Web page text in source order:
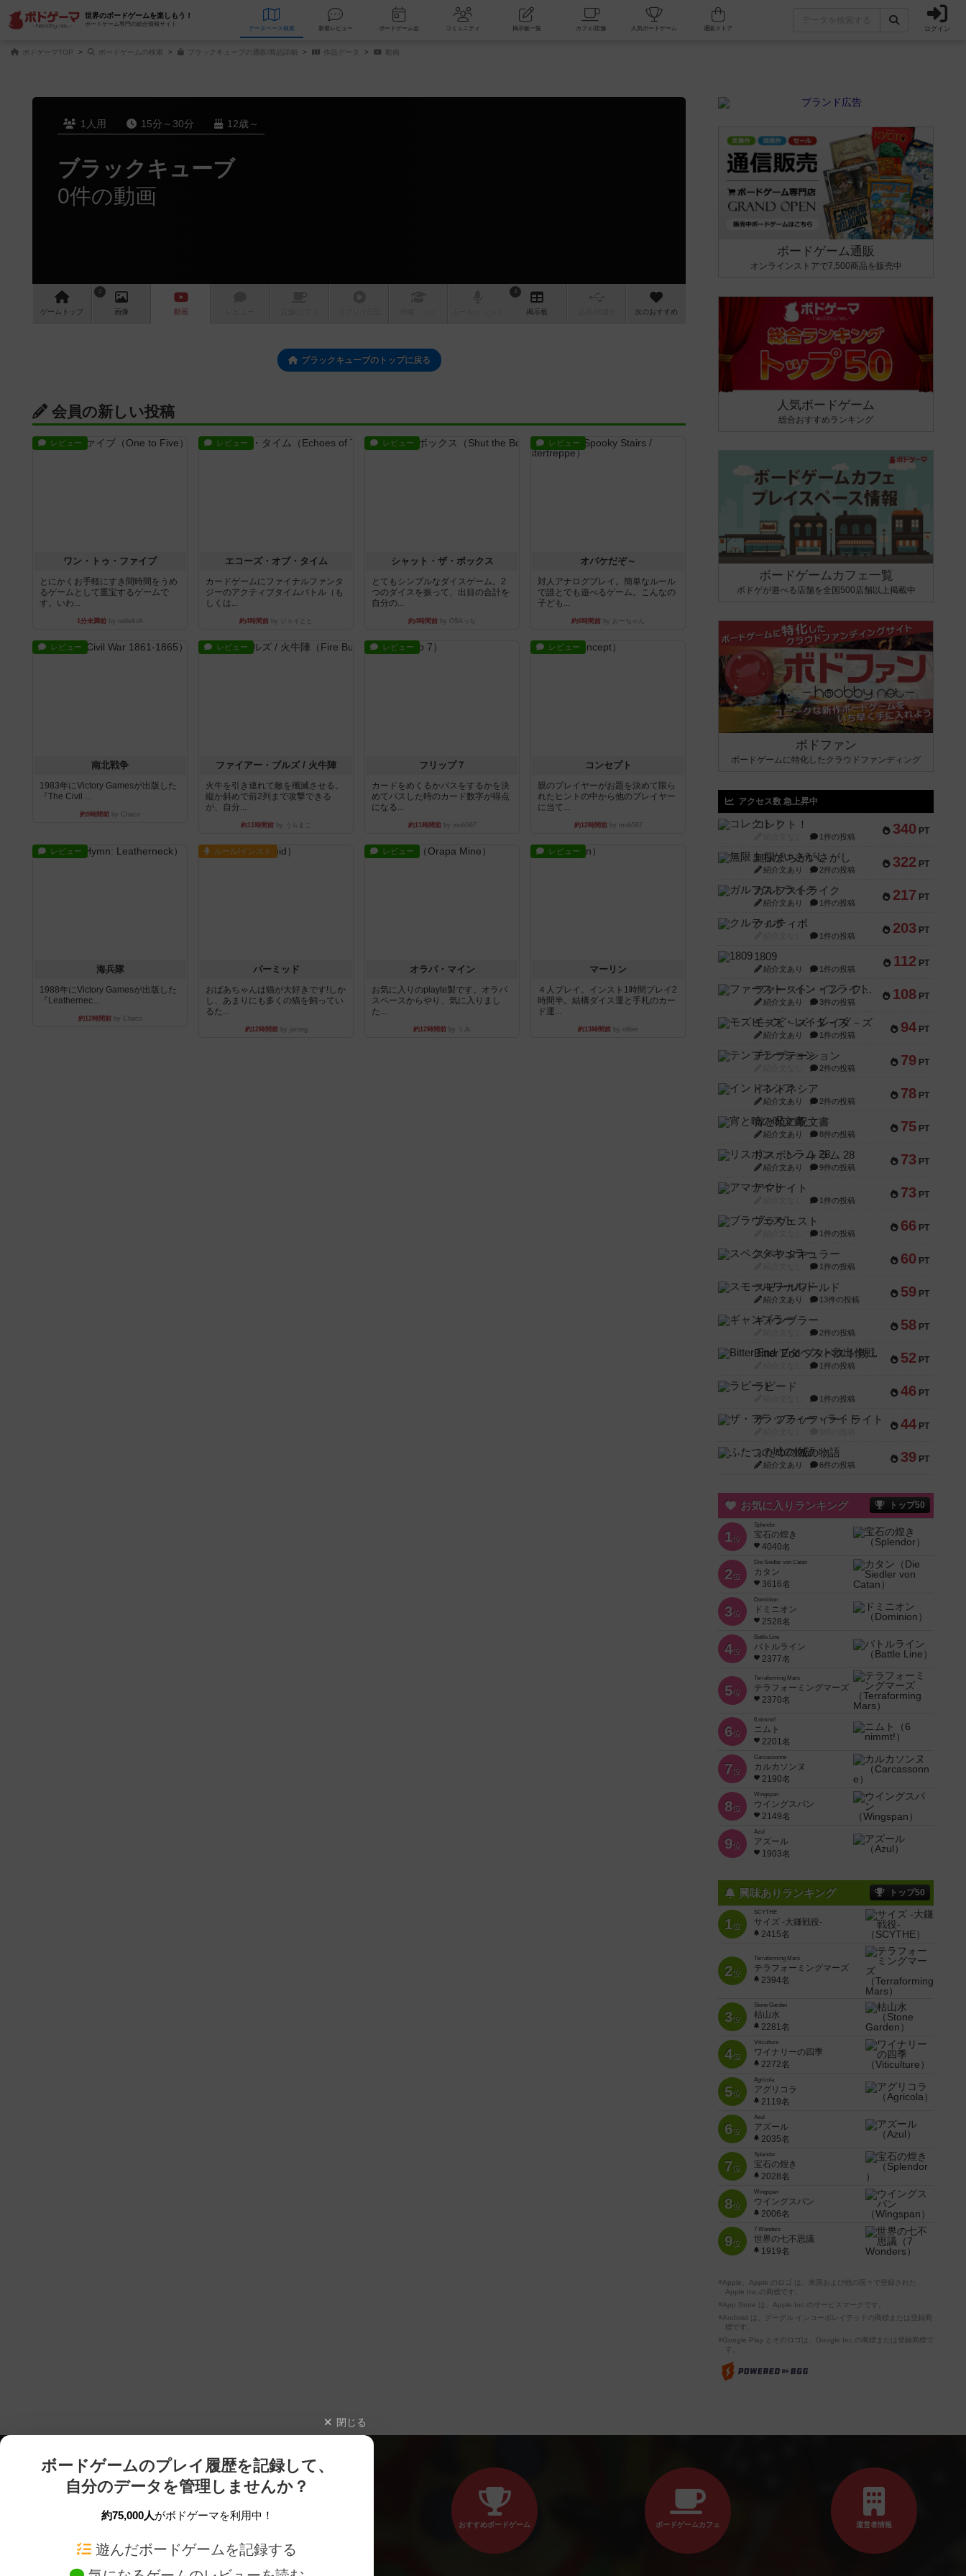
世界のボードゲームを楽しもう！
ボードゲーム専門の総合情報サイト
データベース 検索 新着レビュー ボードゲーム会 コミュニティ 掲示板一覧 カフェ/店舗 人気ボードゲーム ログイン
ボドゲーマTOP ボードゲームの検索 ブラックキューブの通販/商品詳細 作品データ 動画
1人用 15分～30分 12歳～
ブラックキューブ
0件の動画
ゲーム トップ
2
画像 動画
4
掲示板 次のおすすめ
ブラックキューブのトップに戻る
会員の新しい投稿
レビュー
ワン・トゥ・ファイブ
とにかくお手軽にすき間時間をうめ
るゲームとして重宝するゲームで
す。いわ...
1分未満前 by nabekoh
レビュー
エコーズ・オブ・タイム
カードゲームにファイナルファンタ
ジーのアクティブタイムバトル（も
しくは...
約4時間前 by ジェイとと
レビュー
シャット・ザ・ボックス
とてもシンプルなダイスゲーム。2
つのダイスを振って、出目の合計を
自分の...
約4時間前 by OSAっち
レビュー
オバケだぞ～
対人アナログプレイ。簡単なルール
で誰とでも遊べるゲーム。こんなの
子ども...
約6時間前 by おーちゃん
レビュー
南北戦争
1983年にVictory Gamesが出版した
『The Civil ...
約9時間前 by Chaco
レビュー
ファイアー・ブルズ / 火牛陣
火牛を引き連れて敵を殲滅させる。
縦か斜めで前2列まで攻撃できる
が、自分...
約11時間前 by うらまこ
レビュー
フリップ７
カードをめくるかパスをするかを決
めてパスした時のカード数字が得点
になる...
約11時間前by mob567
レビュー
コンセプト
親のプレイヤーがお題を決めて限ら
れたヒントの中から他のプレイヤー
に当て...
約12時間前by mob567
レビュー
海兵隊
1988年にVictory Gamesが出版した
『Leathernec...
約12時間前by Chaco
ルール/インスト
パーミッド
おばあちゃんは猫が大好きです!しか
し、あまりにも多くの猫を飼ってい
るた...
約12時間前by jurong
レビュー
オラパ・マイン
お気に入りのplayte製です。オラパ
スペースからやり、気に入りまし
た...
約12時間前 by くみ
レビュー
マーリン
４人プレイ。インスト1時間プレイ2
時間半。結構ダイス運と手札のカー
ド運...
約13時間前 by oliber
ボードゲーム通販
オンラインストアで7,500商品を販売中
人気ボードゲーム
総合おすすめランキング
ボードゲームカフェ一覧
ボドゲが遊べる店舗を全国500店舗以上掲載中
ボドファン
ボードゲームに特化したクラウドファンディング
アクセス数 急上昇中
340 PT
コレクト！
1件の投稿
322 PT
無限まちがいさがし
紹介文あり 2件の投稿
217 PT
ガルフストライク
紹介文あり 1件の投稿
203 PT
クルティボ
1件の投稿
112 PT
1809
紹介文あり 1件の投稿
108 PT
ファースト・イン・フライト
紹介文あり 3件の投稿
94 PT
モズビ－ズ・レイダ－ズ
紹介文あり 1件の投稿
79 PT
テンプテーション
2件の投稿
78 PT
インドネシア
紹介文あり 2件の投稿
75 PT
宵と暁の呪文書
紹介文あり 8件の投稿
73 PT
リスボン・トラム 28
紹介文あり 9件の投稿
73 PT
アマナイト
1件の投稿
66 PT
ブラヴェスト
1件の投稿
60 PT
スペクタキュラー
1件の投稿
59 PT
スモールワールド
紹介文あり 13件の投稿
58 PT
ギャンブラー
2件の投稿
52 PT
Bitter End ブタペスト救出作戦
1件の投稿
46 PT
ラピード
1件の投稿
44 PT
ザ・フラッフィー・ライト
39 PT
ふたつの城の物語
紹介文あり 6件の投稿
お気に入りランキング トップ50
1位
Splendor
宝石の煌き
4040名
2位
Die Siedler von Catan
カタン
3616名
3位
Dominion
ドミニオン
2528名
4位
Battle Line
バトルライン
2377名
5位
Terraforming Mars
テラフォーミングマーズ
2370名
6位
6 nimmt!
ニムト
2201名
7位
Carcassonne
カルカソンヌ
2190名
8位
Wingspan
ウイングスパン
2149名
9位
Azul
アズール
1903名
興味ありランキング トップ50
1位
SCYTHE
サイズ -大鎌戦役-
2415名
2位
Terraforming Mars
テラフォーミングマーズ
2394名
3位
Stone Garden
枯山水
2281名
4位
Viticulture
ワイナリーの四季
2272名
5位
Agricola
アグリコラ
2119名
6位
Azul
アズール
2035名
7位
Splendor
宝石の煌き
2028名
8位
Wingspan
ウイングスパン
2006名
9位
7 Wonders
世界の七不思議
1919名
※Apple、Apple のロゴ は、米国および他の国々で登録された
Apple Inc.の商標です。
※App Store は、Apple Inc.のサービスマークです。
※Android は、グーグル インコーポレイテッドの商標または登録商
標です。
※Google Play とそのロゴは、Google Inc.の商標または登録商標で
す。
閉じる
ボードゲームのプレイ履歴を記録して、
自分のデータを管理しませんか？
約75,000人がボドゲーマを利用中！
遊んだボードゲームを記録する
おすすめボードゲーム ボードゲームカフェ 運営者情報